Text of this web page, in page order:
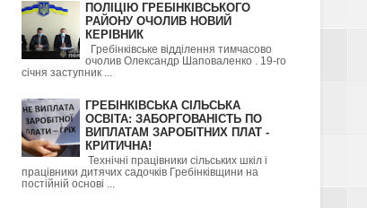
ПОЛІЦІЮ ГРЕБІНКІВСЬКОГО
РАЙОНУ ОЧОЛИВ НОВИЙ
КЕРІВНИК
Гребінківське відділення тимчасово
очолив Олександр Шаповаленко . 19-го
січня заступник ...
ГРЕБІНКІВСЬКА СІЛЬСЬКА
ОСВІТА: ЗАБОРГОВАНІСТЬ ПО
ВИПЛАТАМ ЗАРОБІТНИХ ПЛАТ -
КРИТИЧНА!
Технічні працівники сільських шкіл і
працівники дитячих садочків Гребінківщини на
постійній основі ...